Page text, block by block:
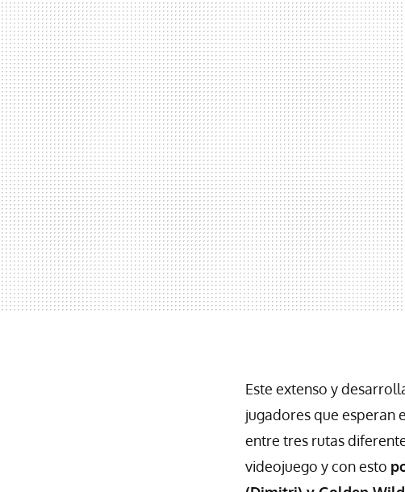
Este extenso y
jugadores que esperan
entre tres rutas
videojuego y con esto